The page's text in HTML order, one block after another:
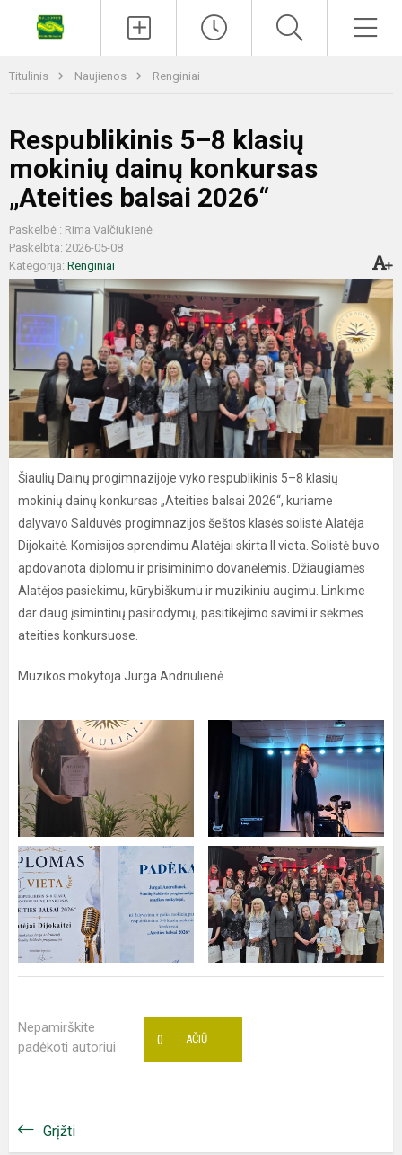
Titulinis Naujienos Renginiai
Respublikinis 5–8 klasių
mokinių dainų konkursas
„Ateities balsai 2026“
Paskelbė : Rima Valčiukienė
Paskelbta: 2026-05-08
Kategorija: Renginiai
Šiaulių Dainų progimnazijoje vyko respublikinis 5–8 klasių
mokinių dainų konkursas „Ateities balsai 2026“, kuriame
dalyvavo Salduvės progimnazijos šeštos klasės solistė Alatėja
Dijokaitė. Komisijos sprendimu Alatėjai skirta II vieta. Solistė buvo
apdovanota diplomu ir prisiminimo dovanėlėmis. Džiaugiamės
Alatėjos pasiekimu, kūrybiškumu ir muzikiniu augimu. Linkime
dar daug įsimintinų pasirodymų, pasitikėjimo savimi ir sėkmės
ateities konkursuose.
Muzikos mokytoja Jurga Andriulienė
Nepamirškite
padėkoti autoriui
AČIŪ
0
Grįžti